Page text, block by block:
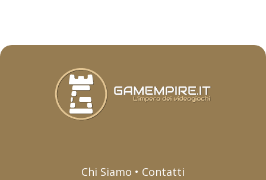
Chi Siamo • Contatti